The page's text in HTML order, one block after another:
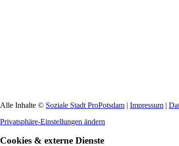
Alle Inhalte © Soziale Stadt ProPotsdam | Impressum |
Privatsphäre-Einstellungen ändern
Cookies & externe Dienste